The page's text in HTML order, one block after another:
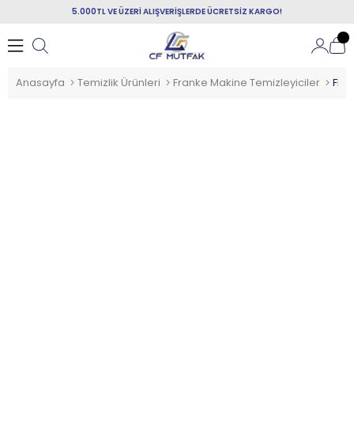
5.000TL VE ÜZERİ ALIŞVERİŞLERDE ÜCRETSİZ KARGO!
Anasayfa Temizlik Ürünleri Franke Makine Temizleyiciler